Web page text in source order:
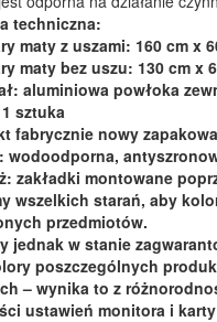
techniczna:
maty z uszami: 160 cm x
maty bez uszu: 130 cm x
aluminiowa powłoka
sztuka
fabrycznie nowy
wodoodporna,
zakładki montowane
wszelkich starań, aby
przedmiotów.
jednak w stanie
poszczególnych
– wynika to z
ustawień monitora i